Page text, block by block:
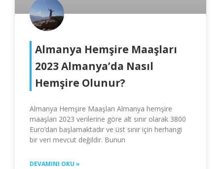
Almanya Hemşire Maaşları
2023 Almanya’da Nasıl
Hemşire Olunur?
Almanya Hemşire Maaşları Almanya hemşire
maaşları 2023 verilerine göre alt sınır olarak 3800
Euro’dan başlamaktadır ve üst sınır için herhangi
bir veri mevcut değildir. Bunun
DEVAMINI OKU »